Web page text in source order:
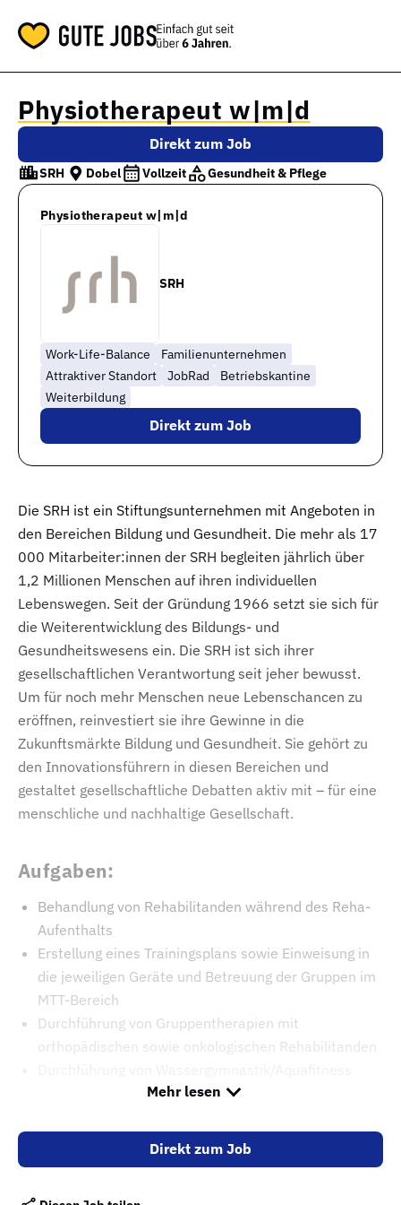
Die SRH ist ein Stiftungsunternehmen mit Angeboten in
den Bereichen Bildung und Gesundheit. Die mehr als 17
000 Mitarbeiter:innen der SRH begleiten jährlich über
1,2 Millionen Menschen auf ihren individuellen
Lebenswegen. Seit der Gründung 1966 setzt sie sich für
die Weiterentwicklung des Bildungs- und
Gesundheitswesens ein. Die SRH ist sich ihrer
gesellschaftlichen Verantwortung seit jeher bewusst.
Um für noch mehr Menschen neue Lebenschancen zu
eröffnen, reinvestiert sie ihre Gewinne in die
Zukunftsmärkte Bildung und Gesundheit. Sie gehört zu
den Innovationsführern in diesen Bereichen und
gestaltet gesellschaftliche Debatten aktiv mit – für eine
menschliche und nachhaltige Gesellschaft.
Aufgaben:
Behandlung von Rehabilitanden während des Reha-
Aufenthalts
Erstellung eines Trainingsplans sowie Einweisung in
die jeweiligen Geräte und Betreuung der Gruppen im
MTT-Bereich
Durchführung von Gruppentherapien mit
orthopädischen sowie onkologischen Rehabilitanden
Profil:
Mehr lesen
Direkt zum Job
Physiotherapeut w|m|d
Direkt zum Job
SRH Dobel Vollzeit Gesundheit & Pflege
Physiotherapeut w|m|d
SRH
Work-Life-Balance
Familienunternehmen
Attraktiver Standort
JobRad
Betriebskantine
Weiterbildung
Direkt zum Job